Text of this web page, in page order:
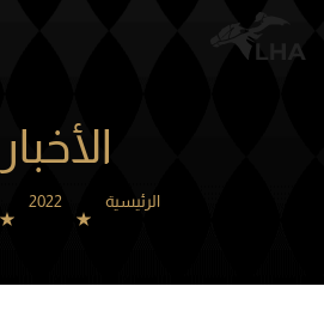
الأخبار
الرئيسية 2022